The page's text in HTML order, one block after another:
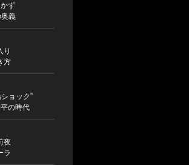
ず
奥義
り
方
ョック”
の時代
夜
ラ